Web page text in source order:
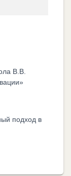
В.В.
подход в